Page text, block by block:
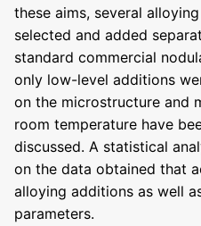
these aims, several
selected and added
standard commercial
only low-level additions
on the microstructure and
room temperature have
discussed. A statistical
on the data obtained that
alloying additions as well
parameters.